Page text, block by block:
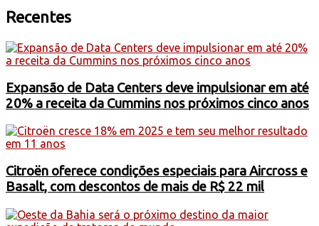
Recentes
Expansão de Data Centers deve impulsionar em até
20% a receita da Cummins nos próximos cinco anos
Citroën oferece condições especiais para Aircross e
Basalt, com descontos de mais de R$ 22 mil